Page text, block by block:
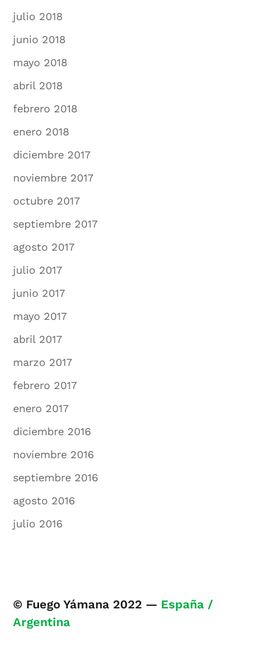
julio 2018
junio 2018
mayo 2018
abril 2018
febrero 2018
enero 2018
diciembre 2017
noviembre 2017
octubre 2017
septiembre 2017
agosto 2017
julio 2017
junio 2017
mayo 2017
abril 2017
marzo 2017
febrero 2017
enero 2017
diciembre 2016
noviembre 2016
septiembre 2016
agosto 2016
julio 2016
© Fuego Yámana 2022 — España /
Argentina